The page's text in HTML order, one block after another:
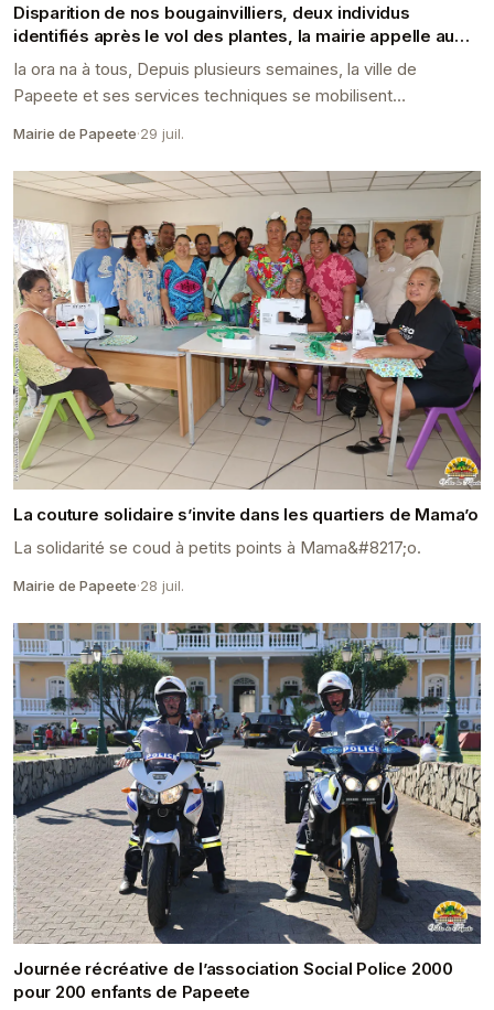
Disparition de nos bougainvilliers, deux individus
identifiés après le vol des plantes, la mairie appelle au
civisme pour éviter les sanc...
Ia ora na à tous, Depuis plusieurs semaines, la ville de
Papeete et ses services techniques se mobilisent
Mairie de Papeete·29 juil.
La couture solidaire s’invite dans les quartiers de Mama’o
La solidarité se coud à petits points à Mama&#8217;o.
Mairie de Papeete·28 juil.
Journée récréative de l’association Social Police 2000
pour 200 enfants de Papeete